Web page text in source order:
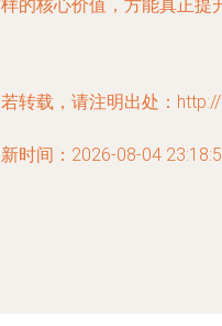
的核心价值，方能真正提
转载，请注明出处：
时间：2026-08-04